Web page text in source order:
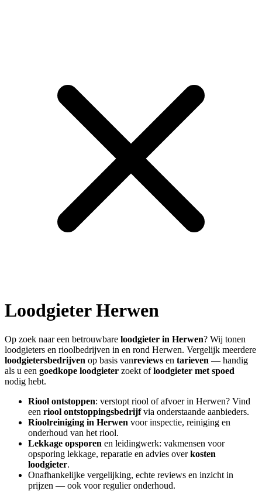
LoodgieterHerwen
Op zoek naar een betrouwbare loodgieter in Herwen? Wij tonen
loodgieters en rioolbedrijven in en rond Herwen. Vergelijk meerdere
loodgietersbedrijven op basis vanreviews en tarieven — handig
als u een goedkope loodgieter zoekt ofloodgieter met spoed
nodig hebt.
Riool ontstoppen: verstopt riool of afvoer in Herwen? Vind
een riool ontstoppingsbedrijfvia onderstaande aanbieders.
Rioolreiniging in Herwen voor inspectie, reiniging en
onderhoud van het riool.
Lekkage opsporen en leidingwerk: vakmensen voor
opsporing lekkage, reparatie en advies overkosten
loodgieter.
Onafhankelijke vergelijking, echte reviews en inzicht in
prijzen — ook voor regulier onderhoud.